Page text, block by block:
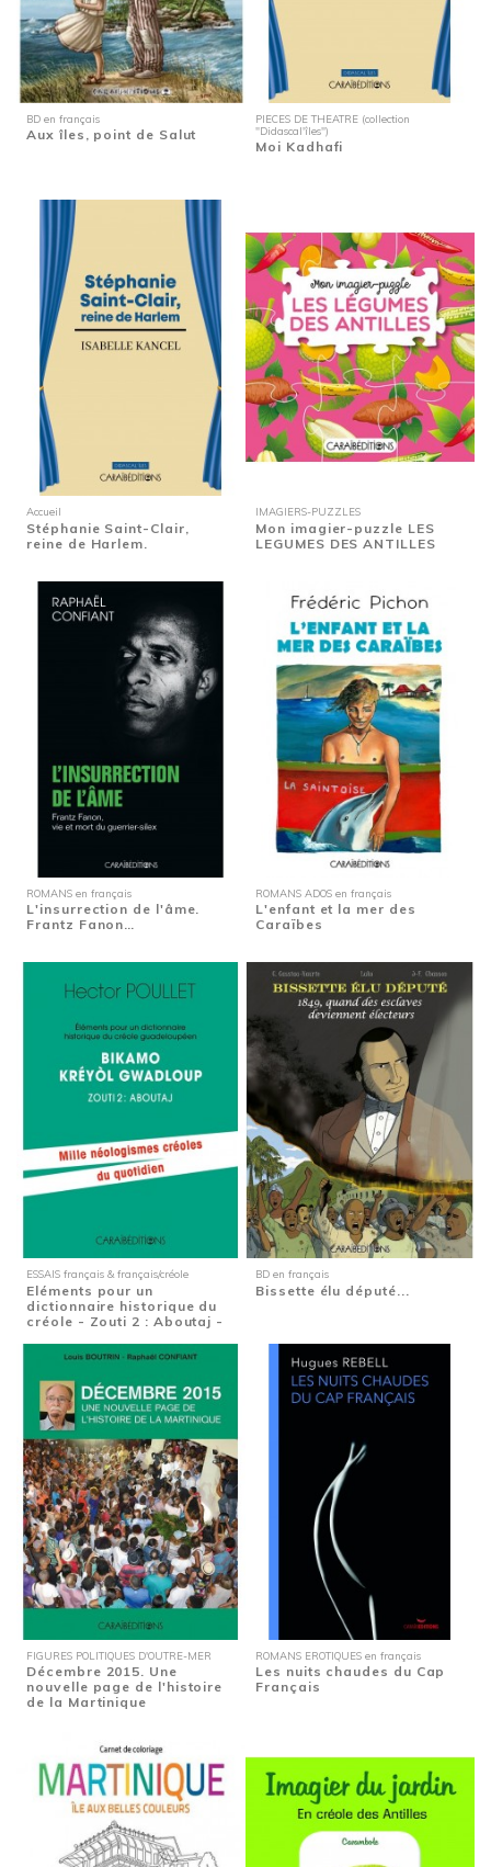
BD en français
Aux îles, point de Salut
PIECES DE THEATRE (collection
"Didascal'îles")
Moi Kadhafi
Accueil
Stéphanie Saint-Clair,
reine de Harlem.
IMAGIERS-PUZZLES
Mon imagier-puzzle LES
LEGUMES DES ANTILLES
ROMANS en français
L'insurrection de l'âme.
Frantz Fanon…
ROMANS ADOS en français
L'enfant et la mer des
Caraïbes
ESSAIS français & français/créole
Eléments pour un
dictionnaire historique du
créole - Zouti 2 : Aboutaj -
BD en français
Bissette élu député...
FIGURES POLITIQUES D'OUTRE-MER
Décembre 2015. Une
nouvelle page de l'histoire
de la Martinique
ROMANS EROTIQUES en français
Les nuits chaudes du Cap
Français